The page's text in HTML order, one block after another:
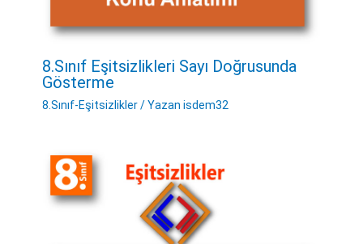
8.Sınıf Eşitsizlikleri Sayı Doğrusunda
Gösterme
8.Sınıf-Eşitsizlikler/ Yazan isdem32